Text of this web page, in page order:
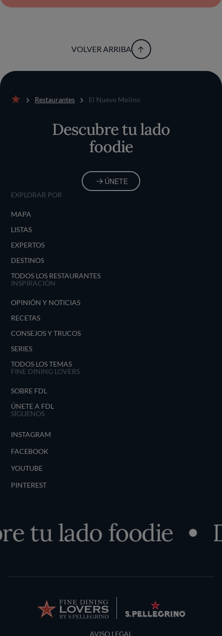
VOLVER ARRIBA
Restaurantes El Nuevo Molino
Descubre tu lado
foodie
ÚNETE
EXPLORAR POR
MAPA
LISTAS
EXPERTOS
DESTINOS
TODOS LOS RESTAURANTES
INSPIRACIÓN
OPINIÓN Y NOTICIAS
RECETAS
CONSEJOS Y TRUCOS
SERIES
TODOS LOS TEMAS
FINE DINING LOVERS
SOBRE FDL
ÚNETE A FDL
SÍGUENOS
INSTAGRAM
FACEBOOK
YOUTUBE
PINTEREST
tu lado foodie
Terms and Conditions
AVISO LEGAL